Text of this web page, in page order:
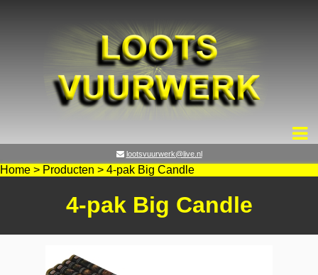
lootsvuurwerk@live.nl
Home > Producten > 4-pak Big Candle
4-pak Big Candle